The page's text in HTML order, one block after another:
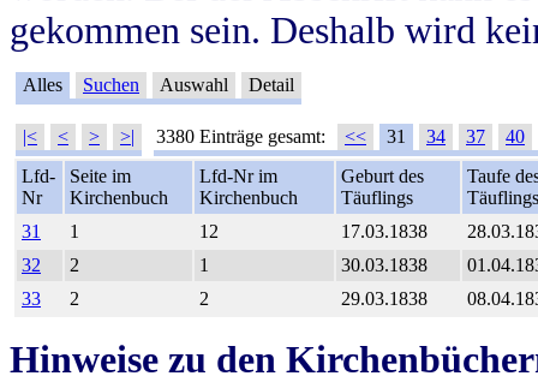
gekommen sein. Deshalb wird
Alles Suchen Auswahl Detail
|< < > >| 3380 Einträge gesamt: << 31 34 37
40
Lfd-
Nr
Seite im
Kirchenbuch
Lfd-Nr im
Kirchenbuch
Geburt des
Täuflings
Taufe
Täuflings
31
1 12 17.03.1838
32
2 1 30.03.1838
33
2 2 29.03.1838
Hinweise zu den